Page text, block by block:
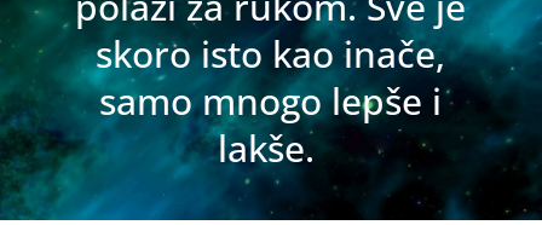
skoro isto kao inače,
samo mnogo lepše i
lakše.